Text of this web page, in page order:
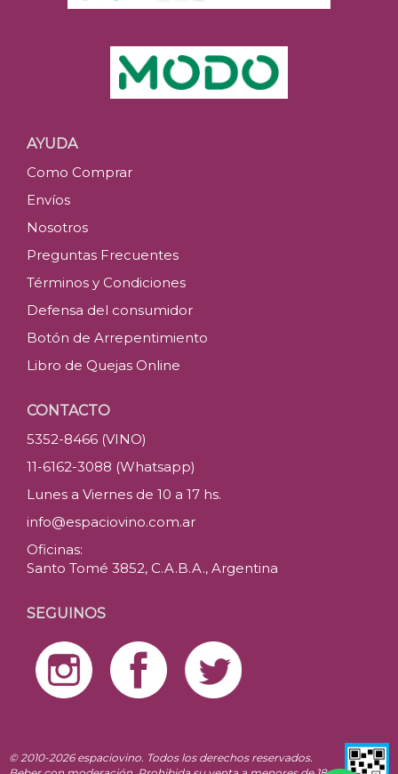
AYUDA
Como Comprar
Envíos
Nosotros
Preguntas Frecuentes
Términos y Condiciones
Defensa del consumidor
Botón de Arrepentimiento
Libro de Quejas Online
CONTACTO
5352-8466 (VINO)
11-6162-3088 (Whatsapp)
Lunes a Viernes de 10 a 17 hs.
info@espaciovino.com.ar
Oficinas:
Santo Tomé 3852, C.A.B.A., Argentina
SEGUINOS
© 2010-2026 espaciovino. Todos los derechos reservados.